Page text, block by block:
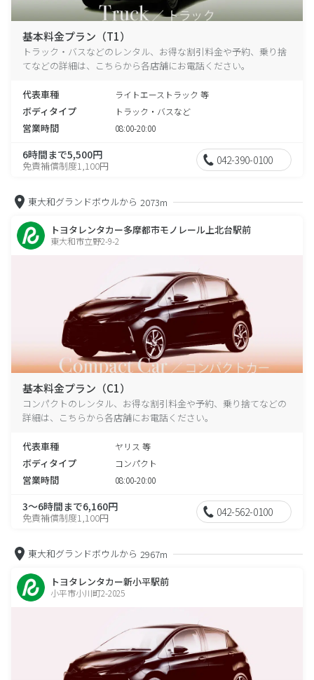
基本料金プラン（T1）
トラック・バスなどのレンタル、お得な割引料金や予約、乗り捨
てなどの詳細は、こちらから各店舗にお電話ください。
代表車種 ライトエーストラック 等
ボディタイプ トラック・バスなど
営業時間 08:00-20:00
6時間まで5,500円
免責補償制度1,100円 042-390-0100
東大和グランドボウルから 2073m
トヨタレンタカー多摩都市モノレール上北台駅前
東大和市立野2-9-2
基本料金プラン（C1）
コンパクトのレンタル、お得な割引料金や予約、乗り捨てなどの
詳細は、こちらから各店舗にお電話ください。
代表車種 ヤリス 等
ボディタイプ コンパクト
営業時間 08:00-20:00
3～6時間まで6,160円
免責補償制度1,100円 042-562-0100
東大和グランドボウルから 2967m
トヨタレンタカー新小平駅前
小平市小川町2-2025